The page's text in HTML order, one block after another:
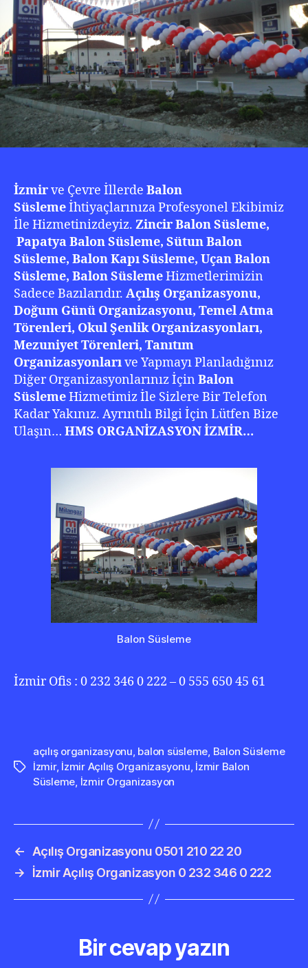
İzmirve Çevre İllerde Balon
Süslemeİhtiyaçlarınıza Profesyonel Ekibimiz
İle Hizmetinizdeyiz. Zincir Balon Süsleme,
Papatya Balon Süsleme, Sütun Balon
Süsleme, Balon Kapı Süsleme, Uçan Balon
Süsleme, Balon SüslemeHizmetlerimizin
Sadece Bazılarıdır. Açılış Organizasyonu,
Doğum Günü Organizasyonu, Temel Atma
Törenleri, Okul Şenlik Organizasyonları,
Mezuniyet Törenleri, Tanıtım
Organizasyonlarıve Yapmayı Planladığınız
Diğer Organizasyonlarınız İçin Balon
SüslemeHizmetimiz İle Sizlere Bir Telefon
Kadar Yakınız. Ayrıntılı Bilgi İçin Lütfen Bize
Ulaşın… HMS ORGANİZASYON İZMİR…
Balon Süsleme
İzmir Ofis : 0 232 346 0 222 – 0 555 650 45 61
Etiketler
açılış organizasyonu, balon süsleme, Balon Süsleme
İzmir, İzmir Açılış Organizasyonu, İzmir Balon
Süsleme, İzmir Organizasyon
←
Açılış Organizasyonu 0501 210 22 20
→
İzmir Açılış Organizasyon 0 232 346 0 222
Bir cevap yazın